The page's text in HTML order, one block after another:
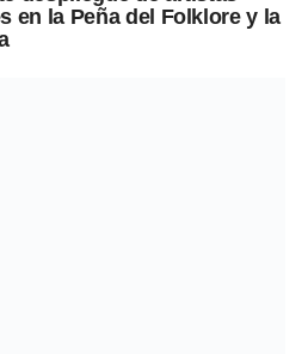
en la Peña del Folklore y la